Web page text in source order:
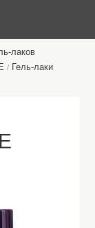
лаков
/ Гель-лаки